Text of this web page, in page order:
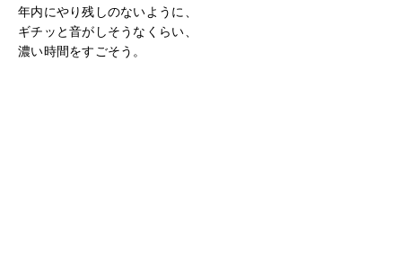
年内にやり残しのないように、
ギチッと音がしそうなくらい、
濃い時間をすごそう。